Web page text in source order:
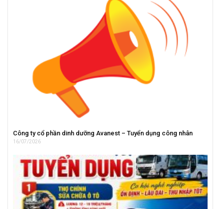
Công ty cổ phần dinh dưỡng Avanest – Tuyển dụng công nhân
16/07/2026